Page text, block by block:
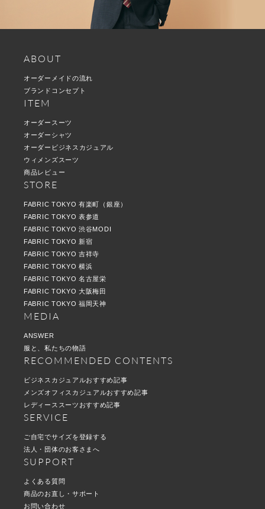
ABOUT
オーダーメイドの流れ
ブランドコンセプト
ITEM
オーダースーツ
オーダーシャツ
オーダービジネスカジュアル
ウィメンズスーツ
商品レビュー
STORE
FABRIC TOKYO 有楽町（銀座）
FABRIC TOKYO 表参道
FABRIC TOKYO 渋谷MODI
FABRIC TOKYO 新宿
FABRIC TOKYO 吉祥寺
FABRIC TOKYO 横浜
FABRIC TOKYO 名古屋栄
FABRIC TOKYO 大阪梅田
FABRIC TOKYO 福岡天神
MEDIA
ANSWER
服と、私たちの物語
RECOMMENDED CONTENTS
ビジネスカジュアルおすすめ記事
メンズオフィスカジュアルおすすめ記事
レディーススーツおすすめ記事
SERVICE
ご自宅でサイズを登録する
法人・団体のお客さまへ
SUPPORT
よくある質問
商品のお直し・サポート
お問い合わせ